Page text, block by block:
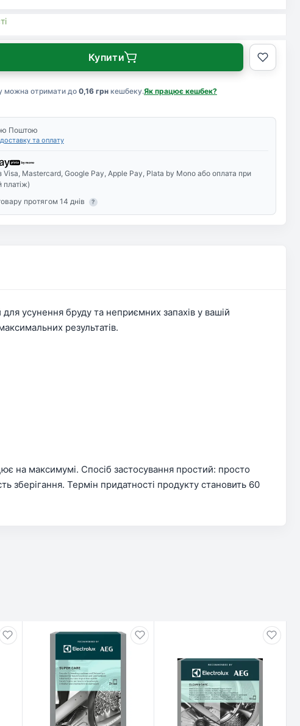
можна отримати до 0,16 грнкешбеку.Як працює кешбек?
Купити
Поштою
та оплату
Visa, Mastercard, Google Pay, Apple Pay, Plata by Mono або оплата при
платіж)
протягом 14 днів
?
усунення бруду та неприємних запахів у вашій
результатів.
на максимумі. Спосіб застосування простий: просто
зберігання. Термін придатності продукту становить 60